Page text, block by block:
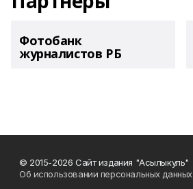
Фотобанк
журналистов РБ
© 2015-2026 Сайт издания "Асылыкуль"
Об использовании персональных данных